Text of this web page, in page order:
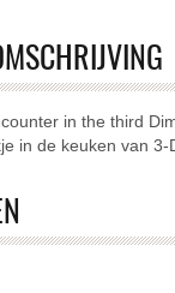
in the third
in de keuken van 3-